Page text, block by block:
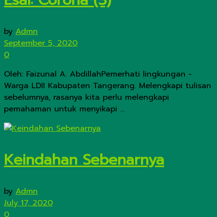
by Admn
September 5, 2020
0
Oleh: Faizunal A. AbdillahPemerhati lingkungan -
Warga LDII Kabupaten Tangerang. Melengkapi tulisan
sebelumnya, rasanya kita perlu melengkapi
pemahaman untuk menyikapi ...
Keindahan Sebenarnya
by Admn
July 17, 2020
0